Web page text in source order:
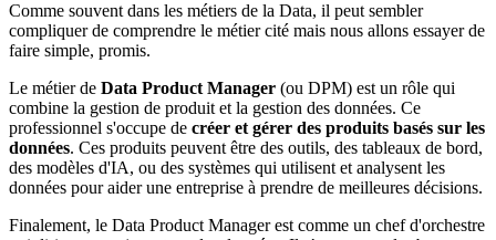
Comme souvent dans les métiers de la Data, il peut sembler
compliquer de comprendre le métier cité mais nous allons essayer de
faire simple, promis.
Le métier de Data Product Manager (ou DPM) est un rôle qui
combine la gestion de produit et la gestion des données. Ce
professionnel s'occupe de créer et gérer des produits basés sur les
données. Ces produits peuvent être des outils, des tableaux de bord,
des modèles d'IA, ou des systèmes qui utilisent et analysent les
données pour aider une entreprise à prendre de meilleures décisions.
Finalement, le Data Product Manager est comme un chef d'orchestre